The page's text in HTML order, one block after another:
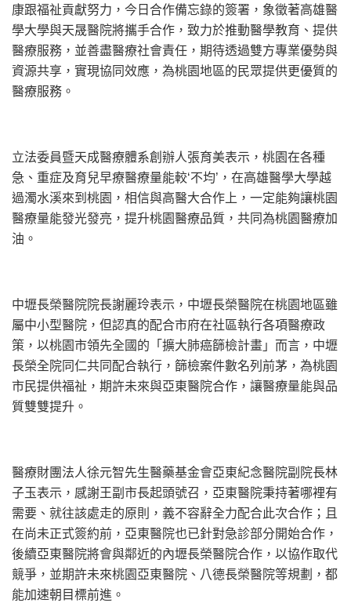
康跟福祉貢獻努力， 今日合作備忘錄的簽署， 象徵著高雄醫
學大學與天晟醫院將攜手合作，致力於推動醫學教育、 提供
醫療服務，並善盡醫療社會責任， 期待透過雙方專業優勢與
資源共享，實現協同效應， 為桃園地區的民眾提供更優質的
醫療服務。
立法委員暨天成醫療體系創辦人張育美表示，桃園在各種
急、 重症及育兒早療醫療量能較‘不均’， 在高雄醫學大學越
過濁水溪來到桃園，相信與高醫大合作上， 一定能夠讓桃園
醫療量能發光發亮，提升桃園醫療品質， 共同為桃園醫療加
油。
中壢長榮醫院院長謝麗玲表示， 中壢長榮醫院在桃園地區雖
屬中小型醫院， 但認真的配合市府在社區執行各項醫療政
策，以桃園市領先全國的「 擴大肺癌篩檢計畫」而言，中壢
長榮全院同仁共同配合執行， 篩檢案件數名列前茅，為桃園
市民提供福祉， 期許未來與亞東醫院合作，讓醫療量能與品
質雙雙提升。
醫療財團法人徐元智先生醫藥基金會亞東紀念醫院副院長林
子玉表示 ，感謝王副市長起頭號召，亞東醫院秉持著哪裡有
需要、 就往該處走的原則，義不容辭全力配合此次合作； 且
在尚未正式簽約前，亞東醫院也已針對急診部分開始合作，
後續亞東醫院將會與鄰近的內壢長榮醫院合作，以協作取代
競爭， 並期許未來桃園亞東醫院、八德長榮醫院等規劃， 都
能加速朝目標前進。